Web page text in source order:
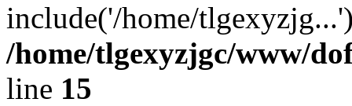
include('/home/
/home/tlgexyzjgc/www/
line 15